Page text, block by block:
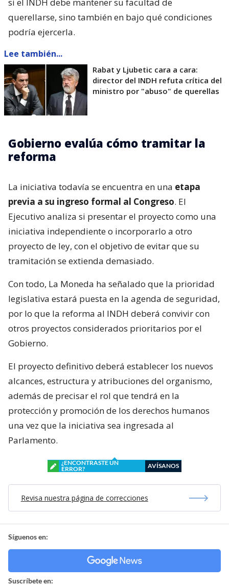
si el INDH debe mantener su facultad de
querellarse, sino también en bajo qué condiciones
podría ejercerla.
Lee también...
Rabat y Ljubetic cara a cara:
director del INDH refuta crítica del
ministro por "abuso" de querellas
Gobierno evalúa cómo tramitar la
reforma
La iniciativa todavía se encuentra en una etapa
previa a su ingreso formal al Congreso. El
Ejecutivo analiza si presentar el proyecto como una
iniciativa independiente o incorporarlo a otro
proyecto de ley, con el objetivo de evitar que su
tramitación se extienda demasiado.
Con todo, La Moneda ha señalado que la prioridad
legislativa estará puesta en la agenda de seguridad,
por lo que la reforma al INDH deberá convivir con
otros proyectos considerados prioritarios por el
Gobierno.
El proyecto definitivo deberá establecer los nuevos
alcances, estructura y atribuciones del organismo,
además de precisar el rol que tendrá en la
protección y promoción de los derechos humanos
una vez que la iniciativa sea ingresada al
Parlamento.
¿ENCONTRASTE UN
ERROR?
AVÍSANOS
Revisa nuestra página de correcciones
Síguenos en:
Suscríbete en: